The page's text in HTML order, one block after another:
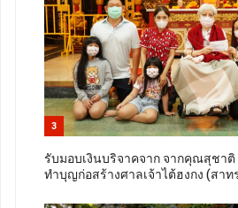
3
รับมอบเงินบริจาคจาก จากคุณสุชาติ
ทำบุญก่อสร้างศาลเจ้าไต้ฮงกง (สาท